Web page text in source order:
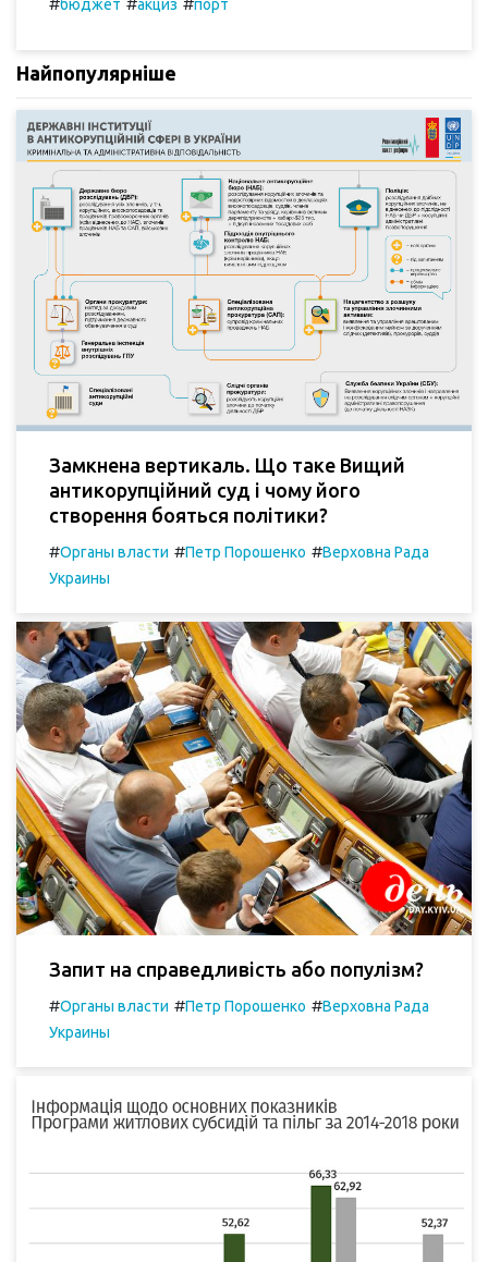
бюджет акциз порт
Найпопулярніше
Замкнена вертикаль. Що таке Вищий
антикорупційний суд і чому його
створення бояться політики?
#Органы власти #Петр Порошенко #Верховна Рада
Украины
Запит на справедливість або популізм?
#Органы власти #Петр Порошенко #Верховна Рада
Украины